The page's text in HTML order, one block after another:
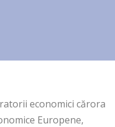
economici cărora
Europene,